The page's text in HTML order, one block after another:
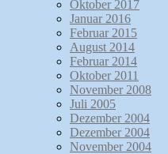
Oktober 2017
Januar 2016
Februar 2015
August 2014
Februar 2014
Oktober 2011
November 2008
Juli 2005
Dezember 2004
Dezember 2004
November 2004